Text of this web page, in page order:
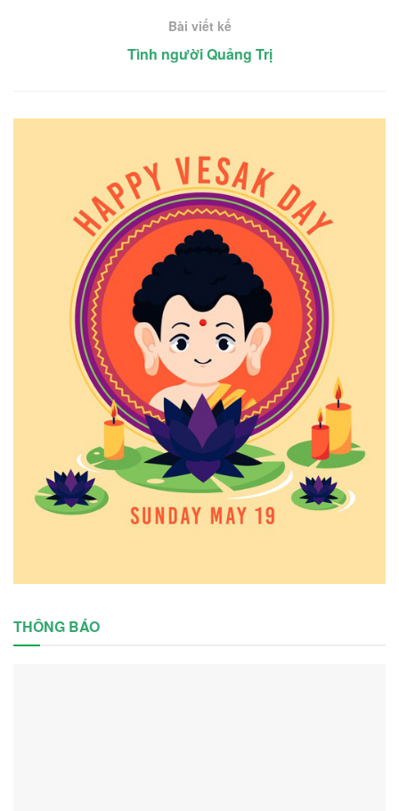
Bài viết kế
Tình người Quảng Trị
THÔNG BÁO